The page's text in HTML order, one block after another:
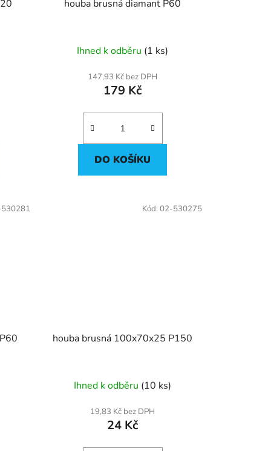
houba brusná diamant P60
Ihned k odběru (1 ks)
147,93 Kč bez DPH
179 Kč
DO KOŠÍKU
houba brusná 120x95x10 P60 houba brusná 100x70x25 P150
Ihned k odběru (10 ks)
19,83 Kč bez DPH
24 Kč
Kód: 02-530275